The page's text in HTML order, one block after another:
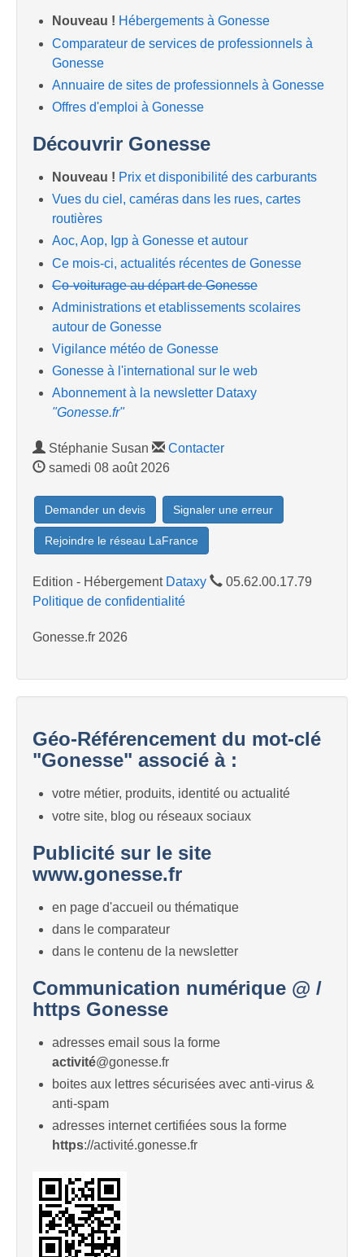
Nouveau ! Hébergements à Gonesse
Comparateur de services de professionnels à
Gonesse
Annuaire de sites de professionnels à Gonesse
Offres d'emploi à Gonesse
Découvrir Gonesse
Nouveau ! Prix et disponibilité des carburants
Vues du ciel, caméras dans les rues, cartes
routières
Aoc, Aop, Igp à Gonesse et autour
Ce mois-ci, actualités récentes de Gonesse
Co-voiturage au départ de Gonesse
Administrations et etablissements scolaires
autour de Gonesse
Vigilance météo de Gonesse
Gonesse à l'international sur le web
Abonnement à la newsletter Dataxy
"Gonesse.fr"
Stéphanie Susan
Contacter
samedi 08 août 2026
Demander un devis Signaler une erreur
Rejoindre le réseau LaFrance
Edition - Hébergement Dataxy
05.62.00.17.79
Politique de confidentialité
Gonesse.fr 2026
Géo-Référencement du mot-clé
"Gonesse" associé à :
votre métier, produits, identité ou actualité
votre site, blog ou réseaux sociaux
Publicité sur le site
www.gonesse.fr
en page d'accueil ou thématique
dans le comparateur
dans le contenu de la newsletter
Communication numérique @ /
https Gonesse
adresses email sous la forme
activité@gonesse.fr
boites aux lettres sécurisées avec anti-virus &
anti-spam
adresses internet certifiées sous la forme
https://activité.gonesse.fr